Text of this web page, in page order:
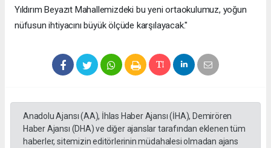
Yıldırım Beyazıt Mahallemizdeki bu yeni ortaokulumuz, yoğun
nüfusun ihtiyacını büyük ölçüde karşılayacak."
Anadolu Ajansı (AA), İhlas Haber Ajansı (İHA), Demirören
Haber Ajansı (DHA) ve diğer ajanslar tarafından eklenen tüm
haberler, sitemizin editörlerinin müdahalesi olmadan ajans